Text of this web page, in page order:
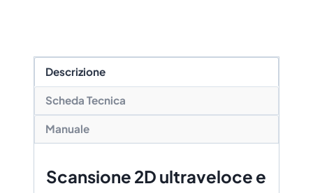
Descrizione
Scheda Tecnica
Manuale
Scansione 2D ultraveloce e